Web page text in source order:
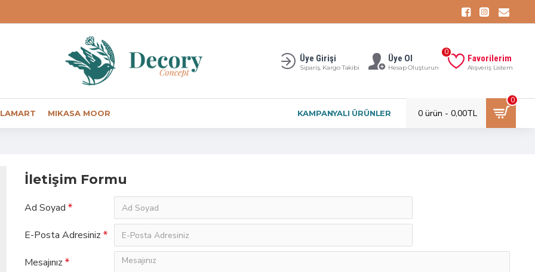
Üye Girişi
Sipariş, Kargo Takibi
Üye Ol
Hesap Oluşturun
Favorilerim
Alışveriş Listem
0
LAMART MIKASA MOOR KAMPANYALI ÜRÜNLER 0 ürün - 0,00TL
0
İletişim Formu
Ad Soyad
E-Posta Adresiniz
Mesajınız